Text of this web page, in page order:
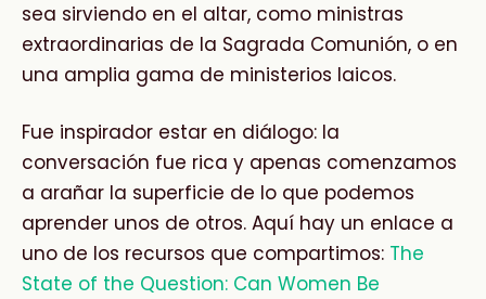
sea sirviendo en el altar, como ministras
extraordinarias de la Sagrada Comunión, o en
una amplia gama de ministerios laicos.
Fue inspirador estar en diálogo: la
conversación fue rica y apenas comenzamos
a arañar la superficie de lo que podemos
aprender unos de otros. Aquí hay un enlace a
uno de los recursos que compartimos: The
State of the Question: Can Women Be